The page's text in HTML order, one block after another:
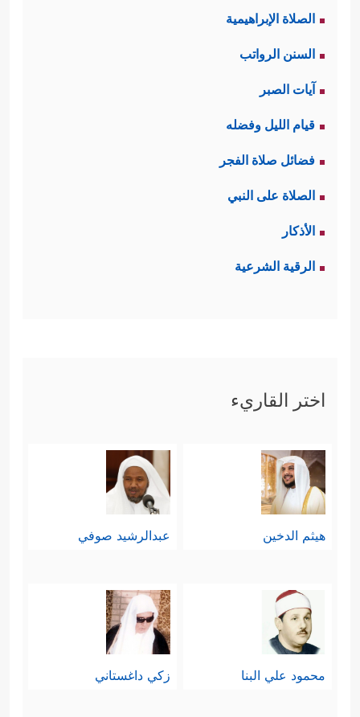
الصلاة الإبراهيمية
السنن الرواتب
آيات الصبر
قيام الليل وفضله
فضائل صلاة الفجر
الصلاة على النبي
الأذكار
الرقية الشرعية
اختر القاريء
هيثم الدخين عبدالرشيد صوفي
محمود علي البنا زكي داغستاني